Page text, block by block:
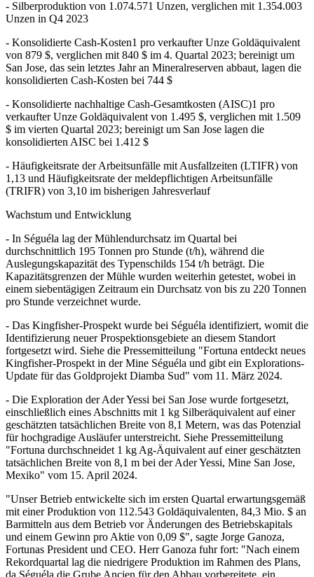
- Silberproduktion von 1.074.571 Unzen, verglichen mit 1.354.003
Unzen in Q4 2023
- Konsolidierte Cash-Kosten1 pro verkaufter Unze Goldäquivalent
von 879 $, verglichen mit 840 $ im 4. Quartal 2023; bereinigt um
San Jose, das sein letztes Jahr an Mineralreserven abbaut, lagen die
konsolidierten Cash-Kosten bei 744 $
- Konsolidierte nachhaltige Cash-Gesamtkosten (AISC)1 pro
verkaufter Unze Goldäquivalent von 1.495 $, verglichen mit 1.509
$ im vierten Quartal 2023; bereinigt um San Jose lagen die
konsolidierten AISC bei 1.412 $
- Häufigkeitsrate der Arbeitsunfälle mit Ausfallzeiten (LTIFR) von
1,13 und Häufigkeitsrate der meldepflichtigen Arbeitsunfälle
(TRIFR) von 3,10 im bisherigen Jahresverlauf
Wachstum und Entwicklung
- In Séguéla lag der Mühlendurchsatz im Quartal bei
durchschnittlich 195 Tonnen pro Stunde (t/h), während die
Auslegungskapazität des Typenschilds 154 t/h beträgt. Die
Kapazitätsgrenzen der Mühle wurden weiterhin getestet, wobei in
einem siebentägigen Zeitraum ein Durchsatz von bis zu 220 Tonnen
pro Stunde verzeichnet wurde.
- Das Kingfisher-Prospekt wurde bei Séguéla identifiziert, womit die
Identifizierung neuer Prospektionsgebiete an diesem Standort
fortgesetzt wird. Siehe die Pressemitteilung "Fortuna entdeckt neues
Kingfisher-Prospekt in der Mine Séguéla und gibt ein Explorations-
Update für das Goldprojekt Diamba Sud" vom 11. März 2024.
- Die Exploration der Ader Yessi bei San Jose wurde fortgesetzt,
einschließlich eines Abschnitts mit 1 kg Silberäquivalent auf einer
geschätzten tatsächlichen Breite von 8,1 Metern, was das Potenzial
für hochgradige Ausläufer unterstreicht. Siehe Pressemitteilung
"Fortuna durchschneidet 1 kg Ag-Äquivalent auf einer geschätzten
tatsächlichen Breite von 8,1 m bei der Ader Yessi, Mine San Jose,
Mexiko" vom 15. April 2024.
"Unser Betrieb entwickelte sich im ersten Quartal erwartungsgemäß
mit einer Produktion von 112.543 Goldäquivalenten, 84,3 Mio. $ an
Barmitteln aus dem Betrieb vor Änderungen des Betriebskapitals
und einem Gewinn pro Aktie von 0,09 $", sagte Jorge Ganoza,
Fortunas President und CEO. Herr Ganoza fuhr fort: "Nach einem
Rekordquartal lag die niedrigere Produktion im Rahmen des Plans,
da Séguéla die Grube Ancien für den Abbau vorbereitete, ein